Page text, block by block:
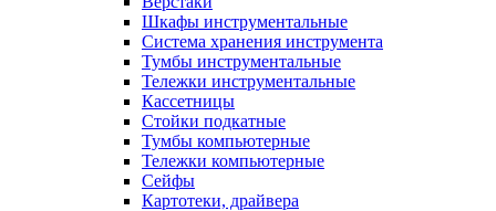
Шкафы инструментальные
Система хранения инструмента
Тумбы инструментальные
Тележки инструментальные
Кассетницы
Стойки подкатные
Тумбы компьютерные
Тележки компьютерные
Сейфы
Картотеки, драйвера